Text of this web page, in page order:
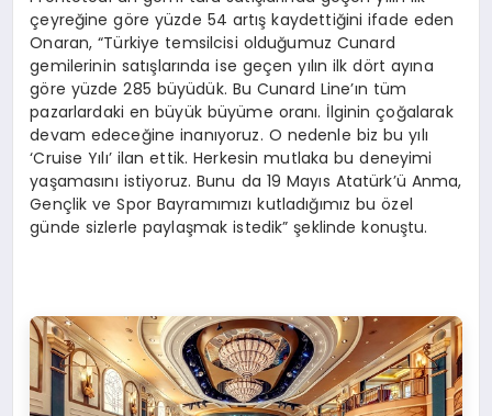
çeyreğine göre yüzde 54 artış kaydettiğini ifade eden
Onaran, “Türkiye temsilcisi olduğumuz Cunard
gemilerinin satışlarında ise geçen yılın ilk dört ayına
göre yüzde 285 büyüdük. Bu Cunard Line’ın tüm
pazarlardaki en büyük büyüme oranı. İlginin çoğalarak
devam edeceğine inanıyoruz. O nedenle biz bu yılı
‘Cruise Yılı’ ilan ettik. Herkesin mutlaka bu deneyimi
yaşamasını istiyoruz. Bunu da 19 Mayıs Atatürk’ü Anma,
Gençlik ve Spor Bayramımızı kutladığımız bu özel
günde sizlerle paylaşmak istedik” şeklinde konuştu.